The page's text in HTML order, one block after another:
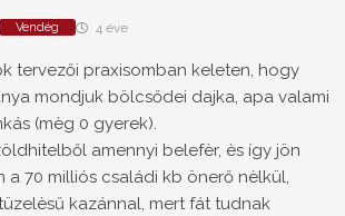
Vendég 4 éve
tervezői praxisomban keleten, hogy
mondjuk bölcsődei dajka, apa valami
(mèg 0 gyerek).
amennyi belefèr, ès így jön
a 70 milliós családi kb önerő nèlkül,
kazánnal, mert fát tudnak